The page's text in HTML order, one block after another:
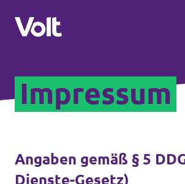
Sprache auswählen
Deutsch
Impressum
Angaben gemäß § 5
Dienste-Gesetz)